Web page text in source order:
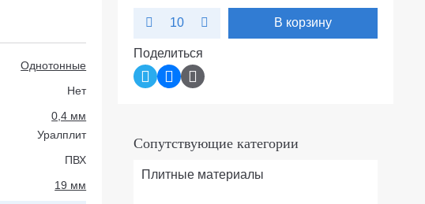
10 В корзину
Поделиться
Сопутствующие категории
Плитные материалы
Однотонные
Нет
0,4 мм
Уралплит
ПВХ
19 мм